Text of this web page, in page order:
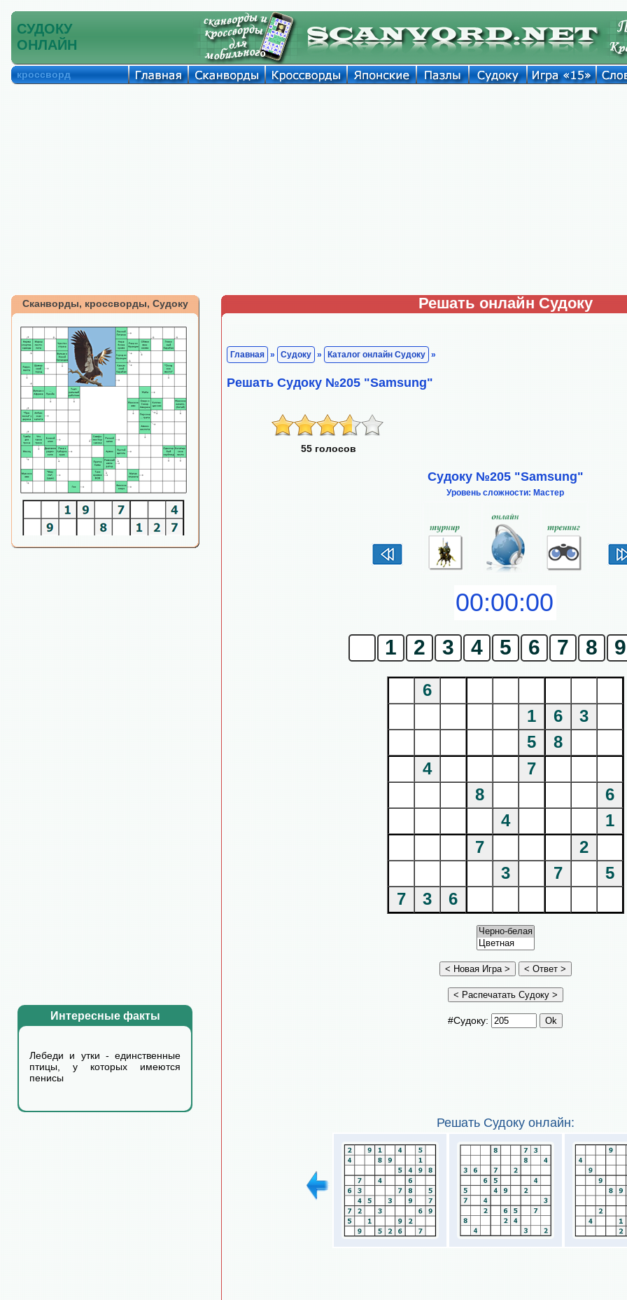
СУДОКУ
ОНЛАЙН
кроссворд
Сканворды, кроссворды, Судоку
Интересные факты
Лебеди и утки - единственные
птицы, у которых имеются
пенисы
Решать онлайн Судоку
Главная » Судоку » Каталог онлайн Судоку »
Решать Судоку №205 "Samsung"
55 голосов
Судоку №205 "Samsung"
Уровень сложности: Мастер
1 2 3 4 5 6 7 8 9
6
1
6
3
5
8
4
7
8
6
4
1
7
2
3
7
5
7
3 6
#Судоку:
Решать Судоку онлайн: